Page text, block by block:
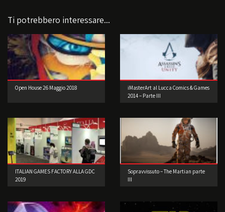
Ti potrebbero interessare...
Open House 26 Maggio 2018
iMasterArt al Lucca Comics & Games
2014 – Parte III
ITALIAN GAMES FACTORY ALLA GDC
2019
Sopravvissuto – The Martian parte
III